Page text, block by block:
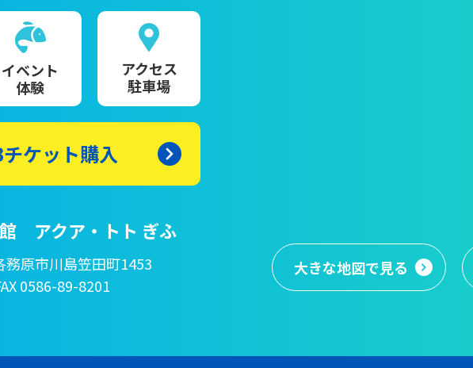
イベント
体験
アクセス
駐車場
ケット購入
アクア・トト ぎふ
原市川島笠田町1453
0586-89-8201
大きな地図で見る